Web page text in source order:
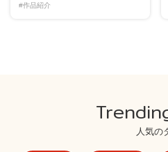
#作品紹介
人気の